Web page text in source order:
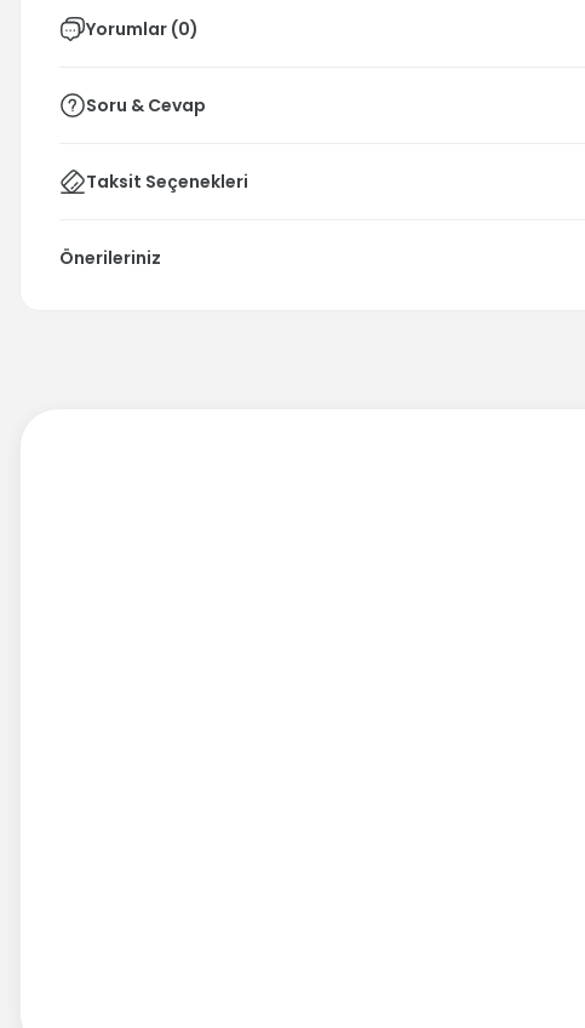
Yorumlar (0)
Soru & Cevap
Taksit Seçenekleri
Önerileriniz